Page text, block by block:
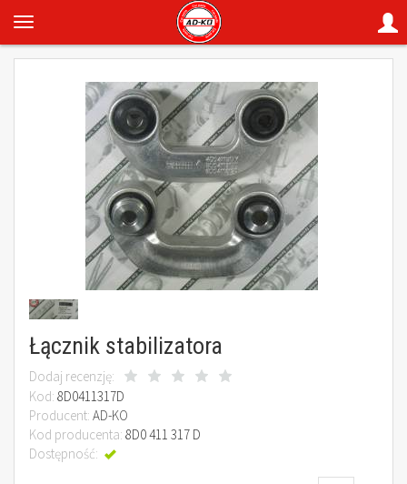
Łącznik stabilizatora
Dodaj recenzję:
Kod: 8D0411317D
Producent: AD-KO
Kod producenta: 8D0 411 317 D
Dostępność: